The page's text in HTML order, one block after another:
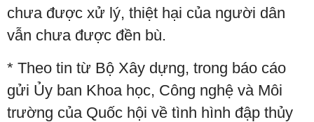
chưa được xử lý, thiệt hại của người dân
vẫn chưa được đền bù.
* Theo tin từ Bộ Xây dựng, trong báo cáo
gửi Ủy ban Khoa học, Công nghệ và Môi
trường của Quốc hội về tình hình đập thủy